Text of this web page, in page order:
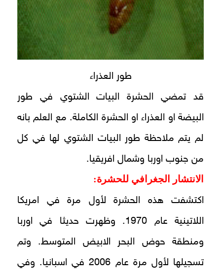
طور العذراء
قد تمضي الحشرة البيات الشتوي في طور
البيضة او العذراء او الحشرة الكاملة. مع العلم بانه
لم يتم ملاحظة طور البيات الشتوي لها في كل
من جنوب اوربا وشمال افريقيا.
الانتشار الجغرافي للحشرة:
اكتشفت هذه الحشرة لأول مرة في امريكا
اللاتينية عام 1970. وظهرت حديثا في اوربا
ومنطقة حوض البحر الابيض المتوسط. وتم
تسجيلها لأول مرة عام 2006 في اسبانيا. وفي